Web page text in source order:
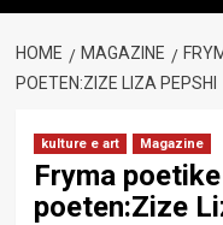
HOME MAGAZINE
POETEN:ZIZE LIZA PEPSHI
kulture e art Magazine
Fryma
poeten:Zize